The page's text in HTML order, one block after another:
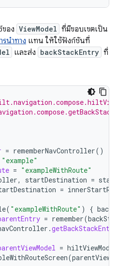
อง ViewModel ที่มีขอบเขตเป็น
รนำทาง แทน ให้ใช้ฟังก์ชันที่
และส่ง backStackEntry ที่
= rememberNavController()
"example"
= "exampleWithRoute"
, startDestination =
=
( "exampleWithRoute" ) {
= remember(
.getBackStackEntry
=
(